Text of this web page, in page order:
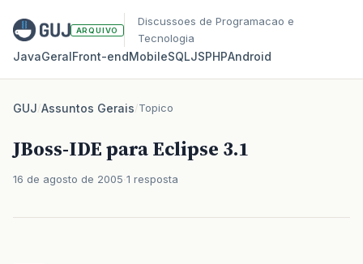
ARQUIVO
Discussoes de Programacao e
Tecnologia
JavaGeralFront‑endMobileSQLJSPHPAndroid
GUJ/Assuntos Gerais/Topico
JBoss-IDE para Eclipse 3.1
16 de agosto de 2005 1 resposta